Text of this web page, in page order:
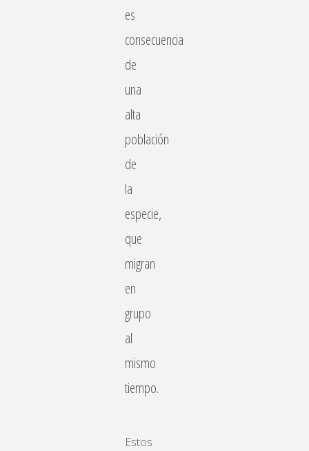
es
consecuencia
de
una
alta
población
de
la
especie,
que
migran
en
grupo
al
mismo
tiempo.
Estos